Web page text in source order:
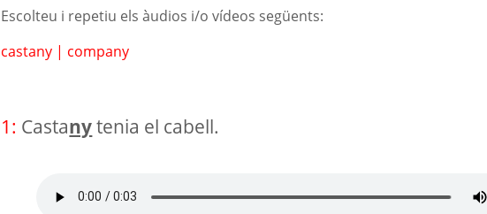
Escolteu i repetiu els àudios i/o vídeos següents:
castany | company
1: Castanytenia el cabell.